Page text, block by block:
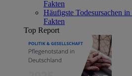
Fakten
Häufigste Todesursachen
Fakten
Top Report